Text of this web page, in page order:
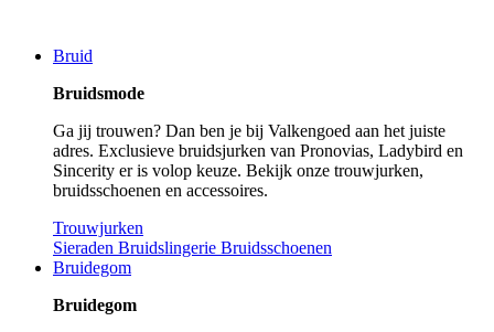
Bruid
Bruidsmode
Ga jij trouwen? Dan ben je bij Valkengoed aan het juiste
adres. Exclusieve bruidsjurken van Pronovias, Ladybird en
Sincerity er is volop keuze. Bekijk onze trouwjurken,
bruidsschoenen en accessoires.
Trouwjurken
Sieraden Bruidslingerie Bruidsschoenen
Bruidegom
Bruidegom